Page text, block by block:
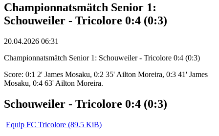
Championnatsmätch Senior 1:
Schouweiler - Tricolore 0:4 (0:3)
20.04.2026 06:31
Championnatsmätch Senior 1: Schouweiler - Tricolore 0:4 (0:3)
Score: 0:1 2' James Mosaku, 0:2 35' Ailton Moreira, 0:3 41' James
Mosaku, 0:4 63' Ailton Moreira.
Schouweiler - Tricolore 0:4 (0:3)
Equip FC Tricolore (89.5 KiB)